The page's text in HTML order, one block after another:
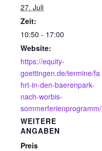
27. Juli
Zeit:
10:50 - 17:00
Website:
https://equity-
goettingen.de/termine/fa
hrt-in-den-baerenpark-
nach-worbis-
sommerferienprogramm/
WEITERE
ANGABEN
Preis